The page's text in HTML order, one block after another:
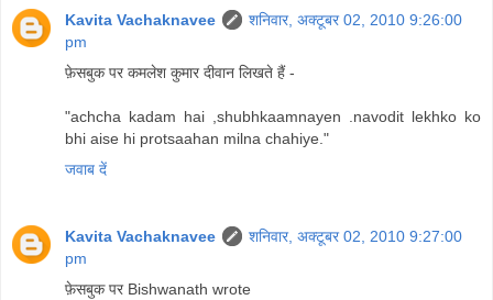
Kavita Vachaknavee
शनिवार, अक्टूबर 02, 2010 9:26:00
pm
फ़ेसबुक पर कमलेश कुमार दीवान लिखते हैं -
"achcha kadam hai ,shubhkaamnayen .navodit lekhko ko
bhi aise hi protsaahan milna chahiye."
जवाब दें
Kavita Vachaknavee
शनिवार, अक्टूबर 02, 2010 9:27:00
pm
फ़ेसबुक पर Bishwanath wrote